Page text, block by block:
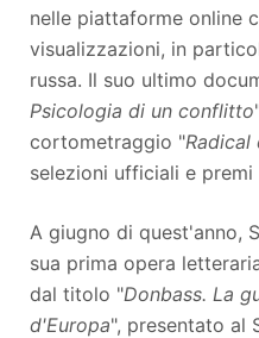
nelle piattaforme online
visualizzazioni, in
russa. Il suo ultimo
Psicologia di un conflitto
cortometraggio "Radical
selezioni ufficiali e
A giugno di quest'anno,
sua prima opera
dal titolo "Donbass. La
d'Europa", presentato al